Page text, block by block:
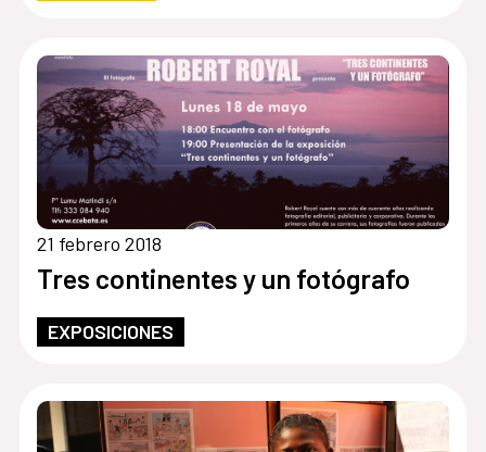
21 febrero 2018
Tres continentes y un fotógrafo
EXPOSICIONES